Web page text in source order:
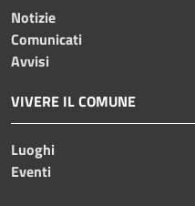
Notizie
Comunicati
Avvisi
VIVERE IL COMUNE
Luoghi
Eventi